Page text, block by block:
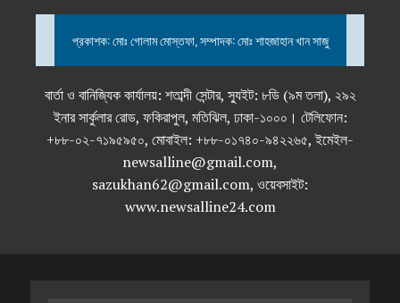
প্রকাশক: মোঃ গোলাম মোস্তফা, সম্পাদক: মোঃ শাহজাহান খান সাজু
বার্তা ও বানিজ্যিক কার্যালয়: শতাব্দী সেন্টার, স্যুইট: ৮ডি (৯ম তলা), ২৯২
ইনার সার্কুলার রোড, ফকিরাপুল, মতিঝিল, ঢাকা-১০০০। টেলিফোন:
+৮৮-০২-৭১৯৫৯৫০, মোবাইল: +৮৮-০১৭৪০-৯৪২২৬৫, ইমেইল-
newsalline@gmail.com,
sazukhan62@gmail.com, ওয়েবসাইট:
www.newsalline24.com